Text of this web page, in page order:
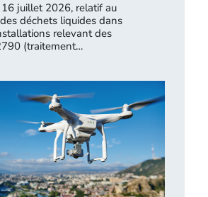
juillet 2026, relatif au
déchets liquides dans
relevant des
(traitement…